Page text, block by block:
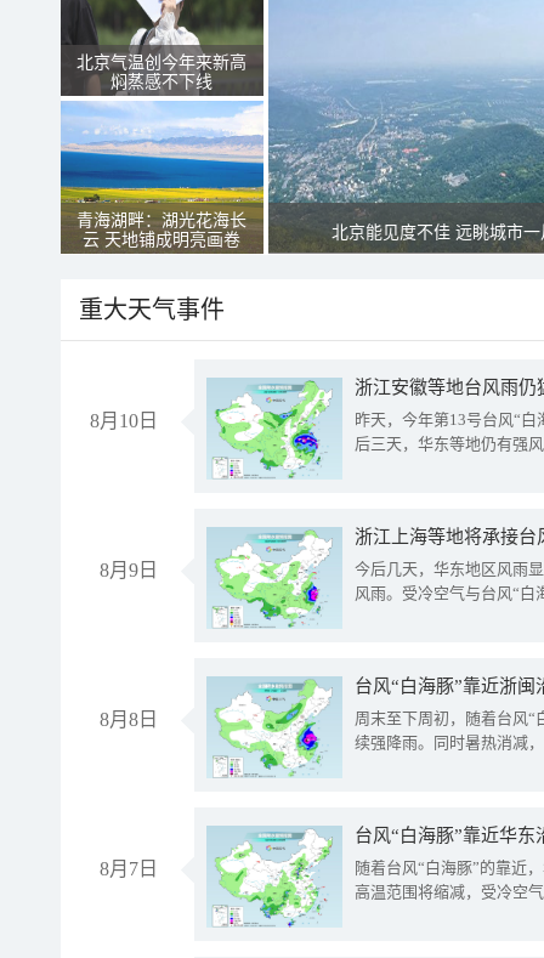
北京气温创今年来新高
焖蒸感不下线
青海湖畔：湖光花海长
云 天地铺成明亮画卷
北京能见度不佳 远眺城市
重大天气事件
8月10日
浙江安徽等地台风雨
昨天，今年第13号台风“
后三天，华东等地仍有强
8月9日
浙江上海等地将承接台
今后几天，华东地区风雨
风雨。受冷空气与台风“白
8月8日
台风“白海豚”靠近浙
周末至下周初，随着台风“
续强降雨。同时暑热消减
8月7日
台风“白海豚”靠近华
随着台风“白海豚”的靠近
高温范围将缩减，受冷空